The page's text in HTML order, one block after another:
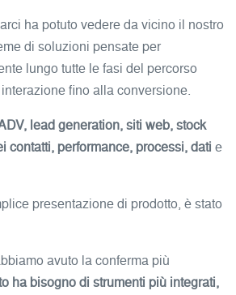
ha potuto vedere da vicino il nostro
di soluzioni pensate per
lungo tutte le fasi del percorso
fino alla conversione.
lead generation, siti web, stock
contatti, performance, processi, dati e
presentazione di prodotto, è stato
avuto la conferma più
ha bisogno di strumenti più integrati,